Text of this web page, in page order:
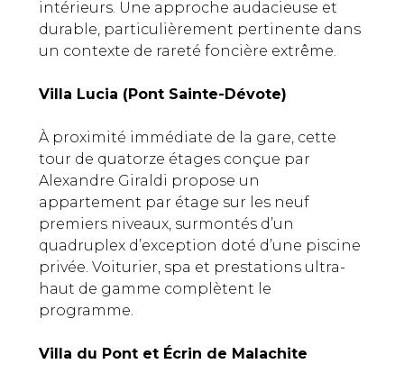
intérieurs. Une approche audacieuse et
durable, particulièrement pertinente dans
un contexte de rareté foncière extrême.
Villa Lucia (Pont Sainte-Dévote)
À proximité immédiate de la gare, cette
tour de quatorze étages conçue par
Alexandre Giraldi propose un
appartement par étage sur les neuf
premiers niveaux, surmontés d’un
quadruplex d’exception doté d’une piscine
privée. Voiturier, spa et prestations ultra-
haut de gamme complètent le
programme.
Villa du Pont et Écrin de Malachite